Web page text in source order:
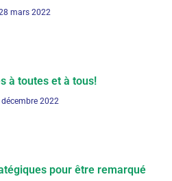
mars 2022
à toutes et à tous!
2022
pour être remarqué